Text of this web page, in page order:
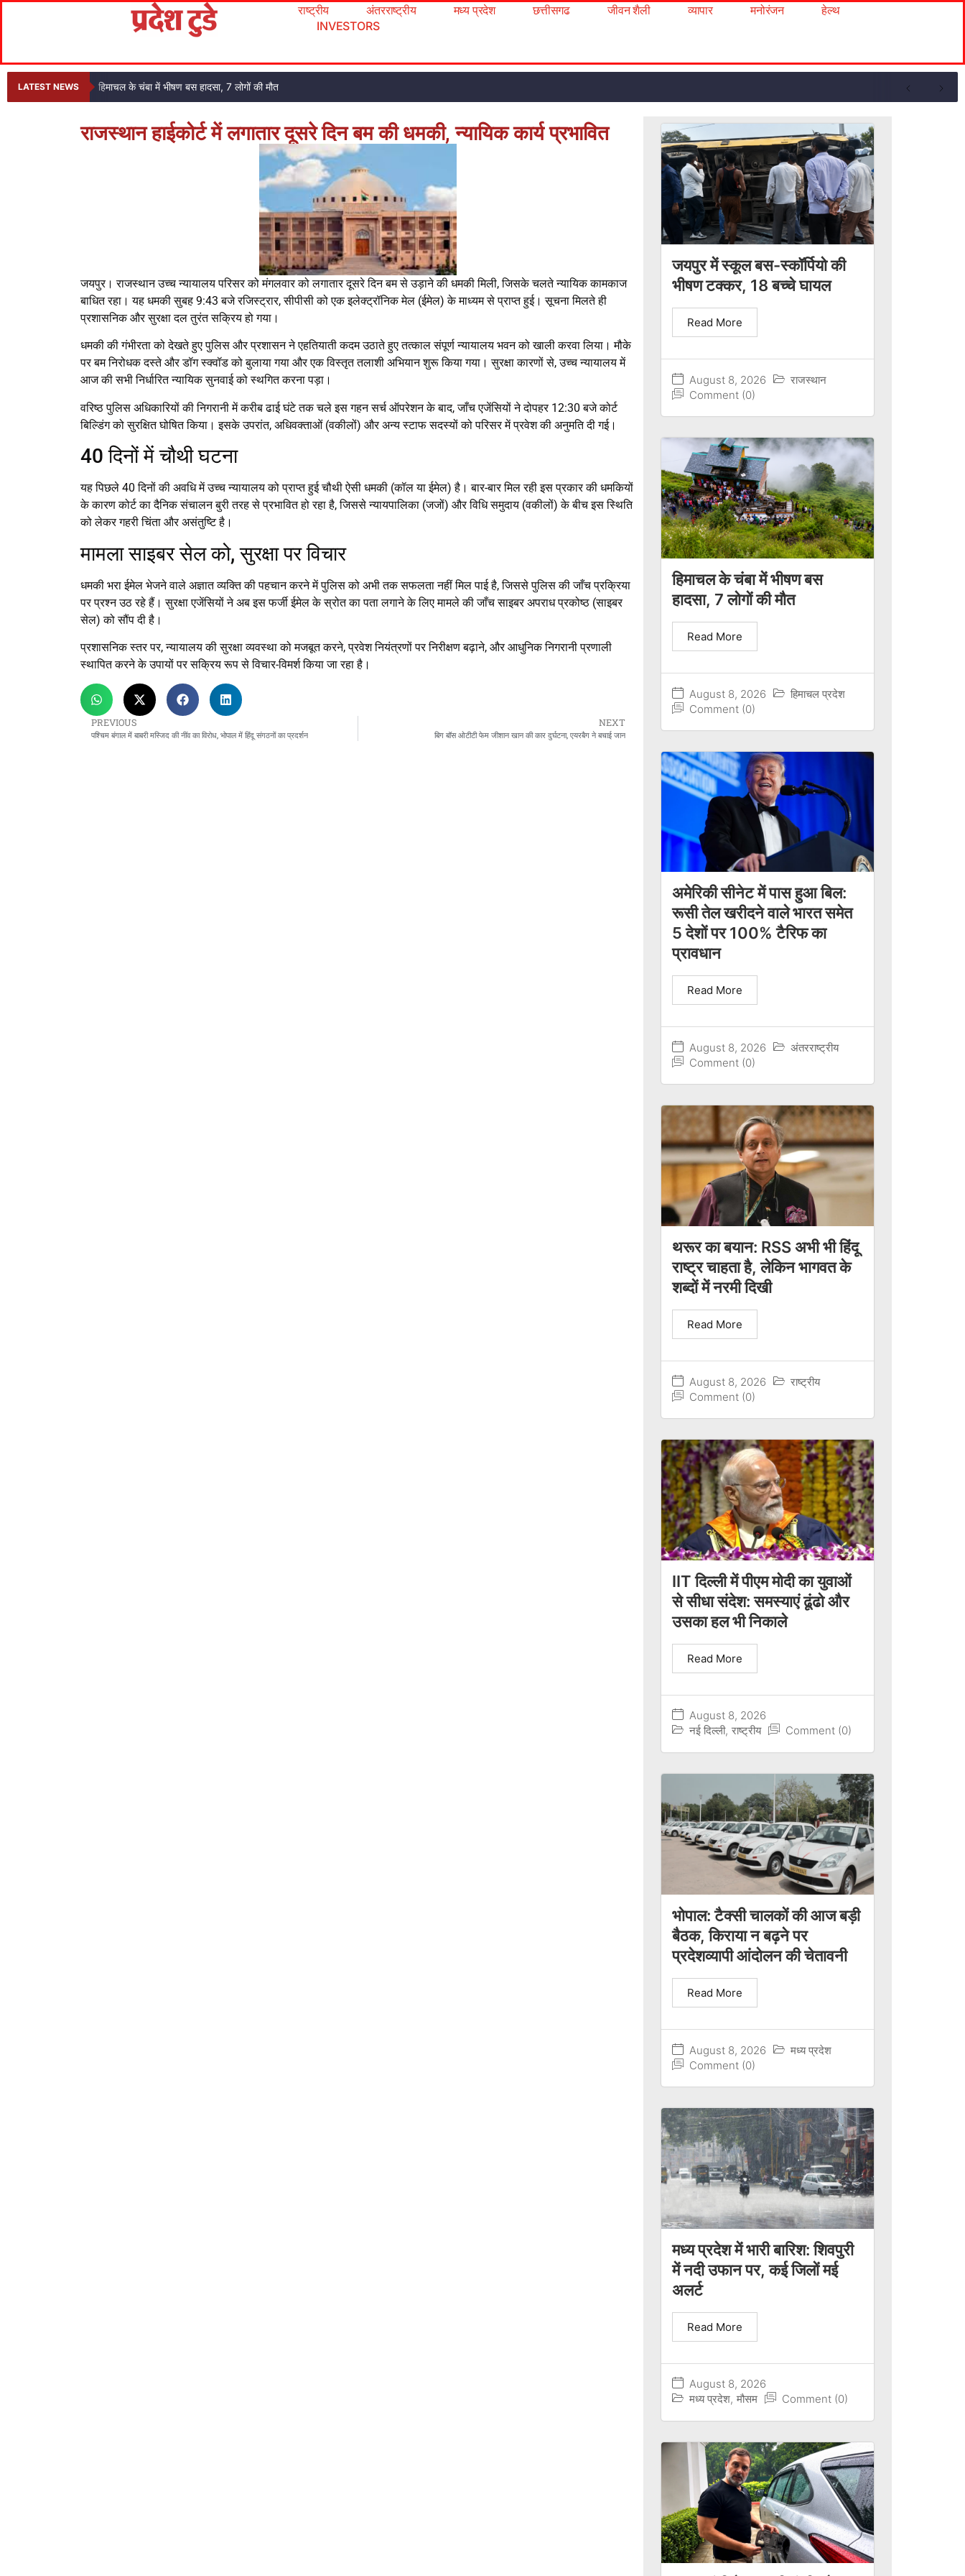
राष्ट्रीय अंतरराष्ट्रीय मध्य प्रदेश छत्तीसगढ जीवन शैली व्यापार मनोरंजन
हेल्थ
INVESTORS
LATEST NEWS हिमाचल के चंबा में भीषण बस हादसा, 7 लोगों की मौत
राजस्थान हाईकोर्ट में लगातार दूसरे दिन बम की धमकी, न्यायिक कार्य प्रभावित
जयपुर। राजस्थान उच्च न्यायालय परिसर को मंगलवार को लगातार दूसरे दिन बम से उड़ाने की धमकी मिली, जिसके चलते न्यायिक कामकाज
बाधित रहा। यह धमकी सुबह 9:43 बजे रजिस्ट्रार, सीपीसी को एक इलेक्ट्रॉनिक मेल (ईमेल) के माध्यम से प्राप्त हुई। सूचना मिलते ही
प्रशासनिक और सुरक्षा दल तुरंत सक्रिय हो गया।
धमकी की गंभीरता को देखते हुए पुलिस और प्रशासन ने एहतियाती कदम उठाते हुए तत्काल संपूर्ण न्यायालय भवन को खाली करवा लिया। मौके
पर बम निरोधक दस्ते और डॉग स्क्वॉड को बुलाया गया और एक विस्तृत तलाशी अभियान शुरू किया गया। सुरक्षा कारणों से, उच्च न्यायालय में
आज की सभी निर्धारित न्यायिक सुनवाई को स्थगित करना पड़ा।
वरिष्ठ पुलिस अधिकारियों की निगरानी में करीब ढाई घंटे तक चले इस गहन सर्च ऑपरेशन के बाद, जाँच एजेंसियों ने दोपहर 12:30 बजे कोर्ट
बिल्डिंग को सुरक्षित घोषित किया। इसके उपरांत, अधिवक्ताओं (वकीलों) और अन्य स्टाफ सदस्यों को परिसर में प्रवेश की अनुमति दी गई।
40 दिनों में चौथी घटना
यह पिछले 40 दिनों की अवधि में उच्च न्यायालय को प्राप्त हुई चौथी ऐसी धमकी (कॉल या ईमेल) है। बार-बार मिल रही इस प्रकार की धमकियों
के कारण कोर्ट का दैनिक संचालन बुरी तरह से प्रभावित हो रहा है, जिससे न्यायपालिका (जजों) और विधि समुदाय (वकीलों) के बीच इस स्थिति
को लेकर गहरी चिंता और असंतुष्टि है।
मामला साइबर सेल को, सुरक्षा पर विचार
धमकी भरा ईमेल भेजने वाले अज्ञात व्यक्ति की पहचान करने में पुलिस को अभी तक सफलता नहीं मिल पाई है, जिससे पुलिस की जाँच प्रक्रिया
पर प्रश्न उठ रहे हैं। सुरक्षा एजेंसियों ने अब इस फर्जी ईमेल के स्रोत का पता लगाने के लिए मामले की जाँच साइबर अपराध प्रकोष्ठ (साइबर
सेल) को सौंप दी है।
प्रशासनिक स्तर पर, न्यायालय की सुरक्षा व्यवस्था को मजबूत करने, प्रवेश नियंत्रणों पर निरीक्षण बढ़ाने, और आधुनिक निगरानी प्रणाली
स्थापित करने के उपायों पर सक्रिय रूप से विचार-विमर्श किया जा रहा है।
PREVIOUS
पश्चिम बंगाल में बाबरी मस्जिद की नींव का विरोध, भोपाल में हिंदू संगठनों का प्रदर्शन
NEXT
बिग बॉस ओटीटी फेम जीशान खान की कार दुर्घटना, एयरबैग ने बचाई जान
जयपुर में स्कूल बस-स्कॉर्पियो की
भीषण टक्कर, 18 बच्चे घायल
August 8, 2026
राजस्थान
Comment (0)
Read More
हिमाचल के चंबा में भीषण बस
हादसा, 7 लोगों की मौत
August 8, 2026
हिमाचल प्रदेश
Comment (0)
Read More
अमेरिकी सीनेट में पास हुआ बिल:
रूसी तेल खरीदने वाले भारत समेत
5 देशों पर 100% टैरिफ का
प्रावधान
August 8, 2026
अंतरराष्ट्रीय
Comment (0)
Read More
थरूर का बयान: RSS अभी भी हिंदू
राष्ट्र चाहता है, लेकिन भागवत के
शब्दों में नरमी दिखी
August 8, 2026
राष्ट्रीय
Comment (0)
Read More
IIT दिल्ली में पीएम मोदी का युवाओं
से सीधा संदेश: समस्याएं ढूंढो और
उसका हल भी निकाले
August 8, 2026
नई दिल्ली, राष्ट्रीय Comment (0)
Read More
भोपाल: टैक्सी चालकों की आज बड़ी
बैठक, किराया न बढ़ने पर
प्रदेशव्यापी आंदोलन की चेतावनी
August 8, 2026
मध्य प्रदेश
Comment (0)
Read More
मध्य प्रदेश में भारी बारिश: शिवपुरी
में नदी उफान पर, कई जिलों मई
अलर्ट
August 8, 2026
मध्य प्रदेश, मौसम Comment (0)
Read More